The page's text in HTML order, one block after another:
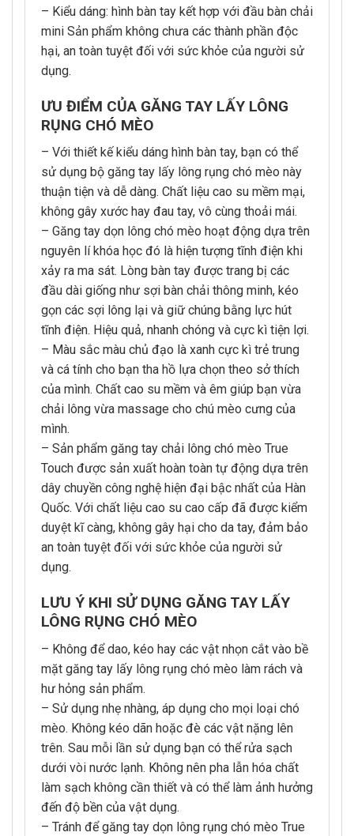
– Kiểu dáng: hình bàn tay kết hợp với đầu bàn chải
mini Sản phẩm không chưa các thành phần độc
hại, an toàn tuyệt đối với sức khỏe của người sử
dụng.
ƯU ĐIỂM CỦA GĂNG TAY LẤY LÔNG
RỤNG CHÓ MÈO
– Với thiết kế kiểu dáng hình bàn tay, bạn có thể
sử dụng bộ găng tay lấy lông rụng chó mèo này
thuận tiện và dễ dàng. Chất liệu cao su mềm mại,
không gây xước hay đau tay, vô cùng thoải mái.
– Găng tay dọn lông chó mèo hoạt động dựa trên
nguyên lí khóa học đó là hiện tượng tĩnh điện khi
xảy ra ma sát. Lòng bàn tay được trang bị các
đầu dài giống như sợi bàn chải thông minh, kéo
gọn các sợi lông lại và giữ chúng bằng lực hút
tĩnh điện. Hiệu quả, nhanh chóng và cực kì tiện lợi.
– Màu sắc màu chủ đạo là xanh cực kì trẻ trung
và cá tính cho bạn tha hồ lựa chọn theo sở thích
của mình. Chất cao su mềm và êm giúp bạn vừa
chải lông vừa massage cho chú mèo cưng của
mình.
– Sản phẩm găng tay chải lông chó mèo True
Touch được sản xuất hoàn toàn tự động dựa trên
dây chuyền công nghệ hiện đại bậc nhất của Hàn
Quốc. Với chất liệu cao su cao cấp đã được kiểm
duyệt kĩ càng, không gây hại cho da tay, đảm bảo
an toàn tuyệt đối với sức khỏe của người sử
dụng.
LƯU Ý KHI SỬ DỤNG GĂNG TAY LẤY
LÔNG RỤNG CHÓ MÈO
– Không để dao, kéo hay các vật nhọn cắt vào bề
mặt găng tay lấy lông rụng chó mèo làm rách và
hư hỏng sản phẩm.
– Sử dụng nhẹ nhàng, áp dụng cho mọi loại chó
mèo. Không kéo dãn hoặc đè các vật nặng lên
trên. Sau mỗi lần sử dụng bạn có thể rửa sạch
dưới vòi nước lạnh. Không nên pha lẫn hóa chất
làm sạch không cần thiết và có thể làm ảnh hưởng
đến độ bền của vật dụng.
– Tránh để găng tay dọn lông rụng chó mèo True